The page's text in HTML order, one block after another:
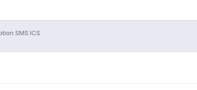
SMS ICS